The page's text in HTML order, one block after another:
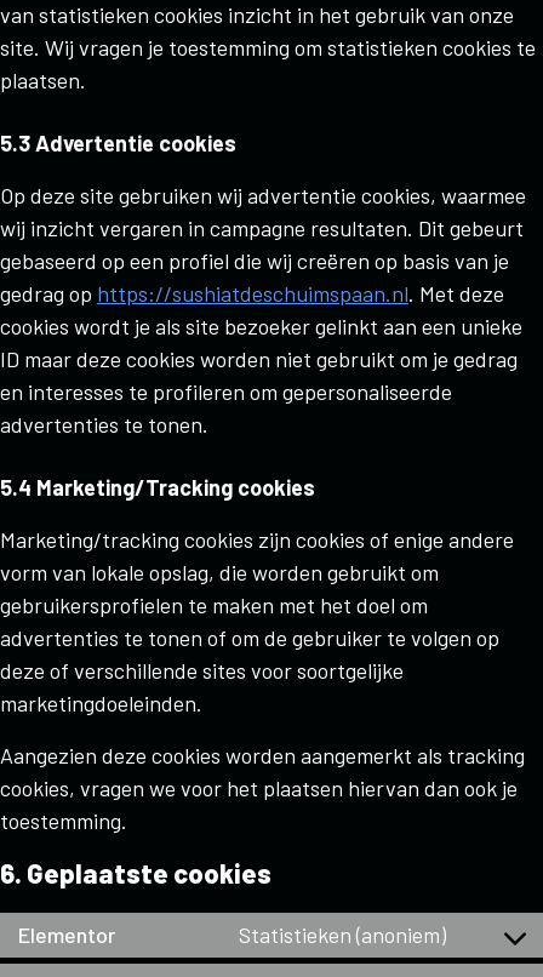
van statistieken cookies inzicht in het gebruik van onze
site. Wij vragen je toestemming om statistieken cookies te
plaatsen.
5.3 Advertentie cookies
Op deze site gebruiken wij advertentie cookies, waarmee
wij inzicht vergaren in campagne resultaten. Dit gebeurt
gebaseerd op een profiel die wij creëren op basis van je
gedrag op https://sushiatdeschuimspaan.nl. Met deze
cookies wordt je als site bezoeker gelinkt aan een unieke
ID maar deze cookies worden niet gebruikt om je gedrag
en interesses te profileren om gepersonaliseerde
advertenties te tonen.
5.4 Marketing/Tracking cookies
Marketing/tracking cookies zijn cookies of enige andere
vorm van lokale opslag, die worden gebruikt om
gebruikersprofielen te maken met het doel om
advertenties te tonen of om de gebruiker te volgen op
deze of verschillende sites voor soortgelijke
marketingdoeleinden.
Aangezien deze cookies worden aangemerkt als tracking
cookies, vragen we voor het plaatsen hiervan dan ook je
toestemming.
6. Geplaatste cookies
Elementor
Statistieken (anoniem)